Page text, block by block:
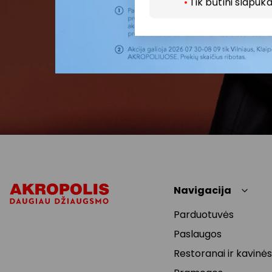
Navigacija
Parduotuvės
Paslaugos
Restoranai ir kavinės